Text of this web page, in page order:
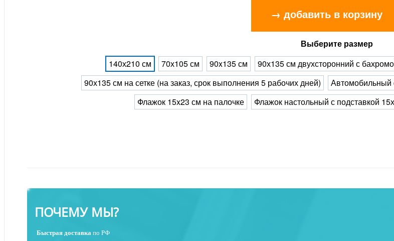
→ добавить в корзину
Выберите размер
140х210 см
70х105 см 90x135 см
90х135 см двухсторонний с
90х135 см на сетке (на заказ, срок выполнения 5 рабочих дней)
Автомобильный
Флажок 15x23 см на палочке
Флажок настольный с подставкой
ПОЧЕМУ МЫ?
Быстрая доставка по РФ